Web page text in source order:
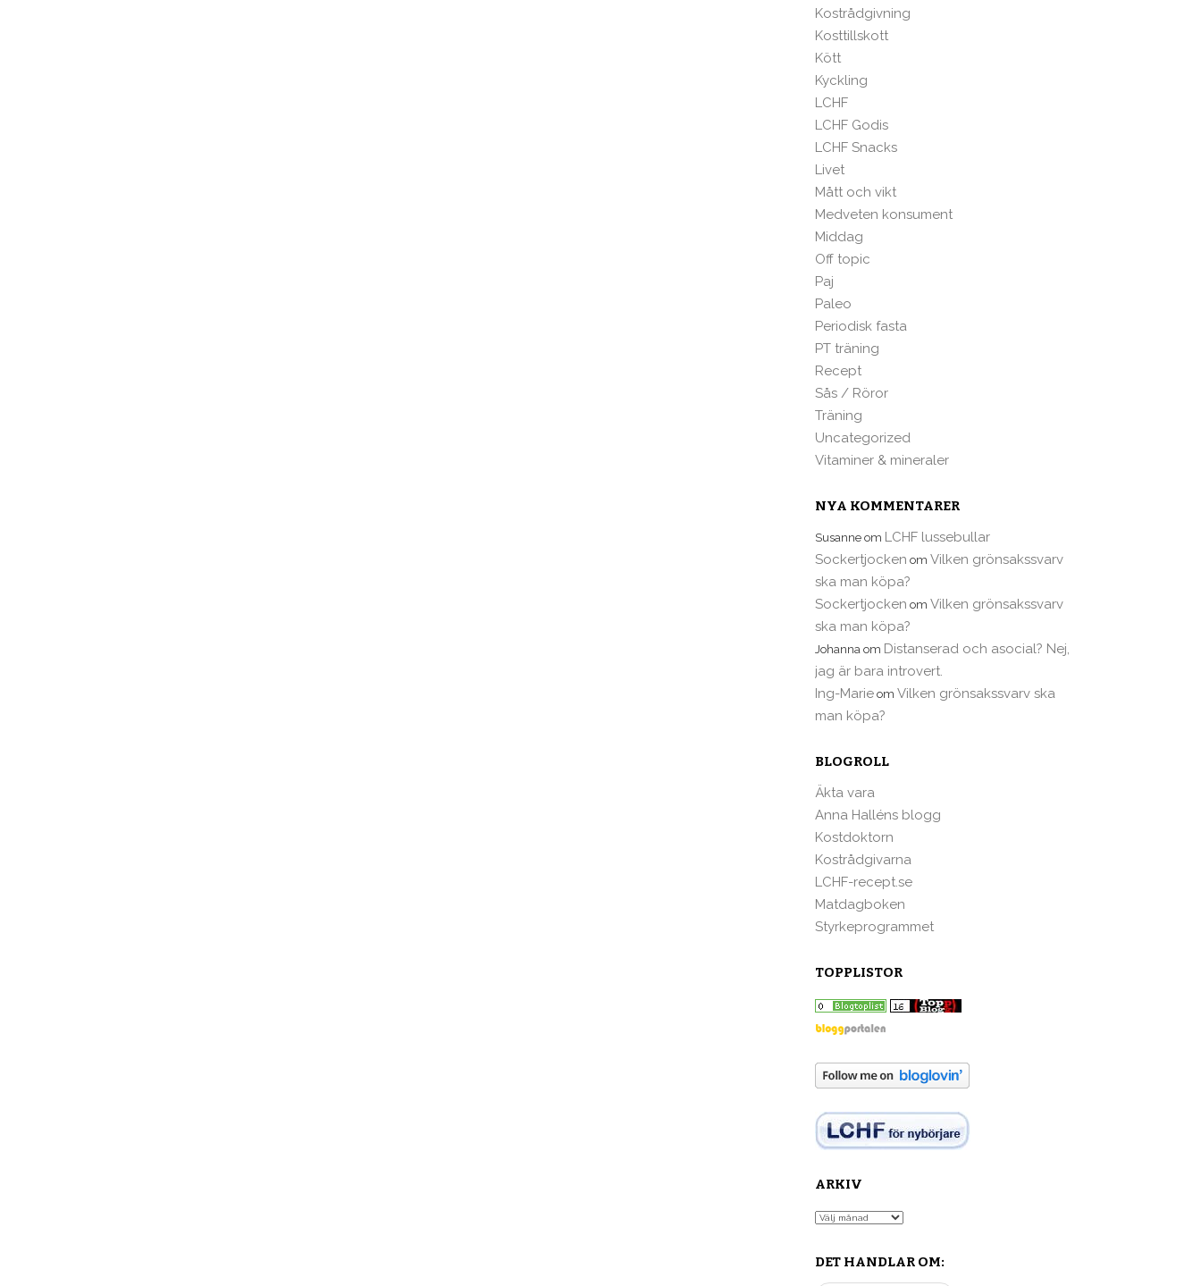
Kostrådgivning
Kosttillskott
Kött
Kyckling
LCHF
LCHF Godis
LCHF Snacks
Livet
Mått och vikt
Medveten konsument
Middag
Off topic
Paj
Paleo
Periodisk fasta
PT träning
Recept
Sås / Röror
Träning
Uncategorized
Vitaminer & mineraler
NYA KOMMENTARER
Susanne om LCHF lussebullar
Sockertjocken om Vilken grönsakssvarv
ska man köpa?
Sockertjocken om Vilken grönsakssvarv
ska man köpa?
Johanna om Distanserad och asocial? Nej,
jag är bara introvert.
Ing-Marie om Vilken grönsakssvarv ska
man köpa?
BLOGROLL
Äkta vara
Anna Halléns blogg
Kostdoktorn
Kostrådgivarna
LCHF-recept.se
Matdagboken
Styrkeprogrammet
TOPPLISTOR
ARKIV
Arkiv
DET HANDLAR OM: